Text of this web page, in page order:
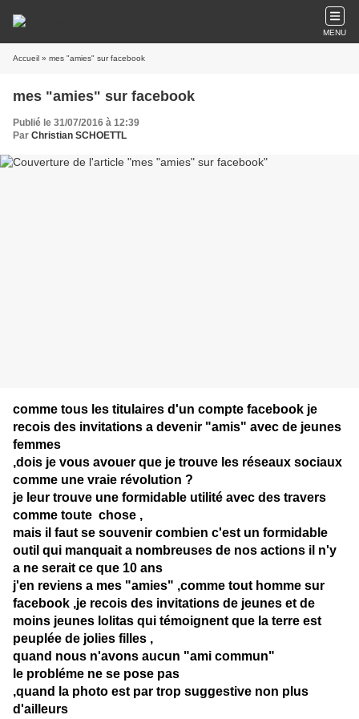
MENU
Accueil » mes "amies" sur facebook
mes "amies" sur facebook
Publié le 31/07/2016 à 12:39
Par Christian SCHOETTL
comme tous les titulaires d'un compte facebook je
recois des invitations a devenir "amis" avec de jeunes
femmes
,dois je vous avouer que je trouve les réseaux sociaux
comme une vraie révolution ?
je leur trouve une formidable utilité avec des travers
comme toute chose ,
mais il faut se souvenir combien c'est un formidable
outil qui manquait a nombreuses de nos actions il n'y
a ne serait ce que 10 ans
j'en reviens a mes "amies" ,comme tout homme sur
facebook ,je recois des invitations de jeunes et de
moins jeunes lolitas qui témoignent que la terre est
peuplée de jolies filles ,
quand nous n'avons aucun "ami commun"
le probléme ne se pose pas
,quand la photo est par trop suggestive non plus
d'ailleurs